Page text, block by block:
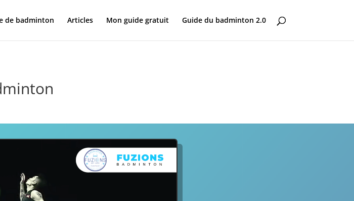
de badminton Articles Mon guide gratuit Guide du badminton 2.0